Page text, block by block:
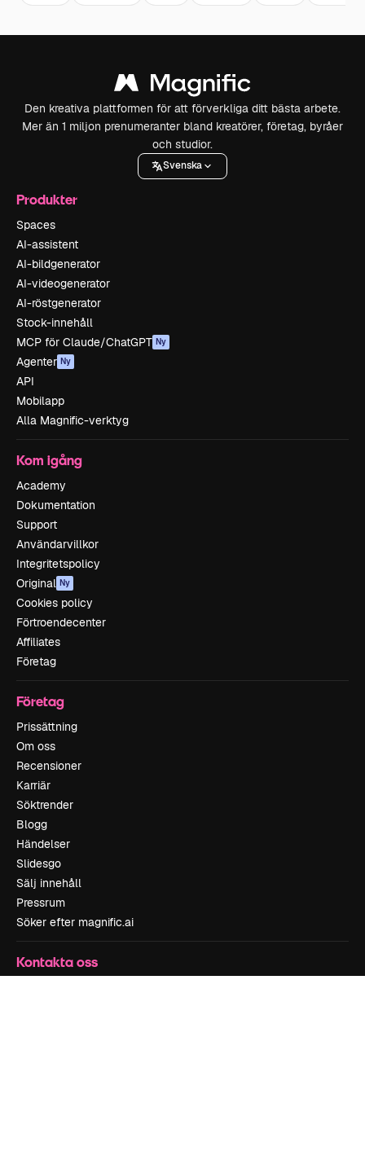
Den kreativa plattformen för att förverkliga ditt bästa arbete.
Mer än 1 miljon prenumeranter bland kreatörer, företag, byråer
och studior.
Svenska
Produkter
Spaces
AI-assistent
AI-bildgenerator
AI-videogenerator
AI-röstgenerator
Stock-innehåll
MCP för Claude/ChatGPT Ny
Agenter Ny
API
Mobilapp
Alla Magnific-verktyg
Kom igång
Academy
Dokumentation
Support
Användarvillkor
Integritetspolicy
Original Ny
Cookies policy
Förtroendecenter
Affiliates
Företag
Företag
Prissättning
Om oss
Recensioner
Karriär
Söktrender
Blogg
Händelser
Slidesgo
Sälj innehåll
Pressrum
Söker efter magnific.ai
Kontakta oss